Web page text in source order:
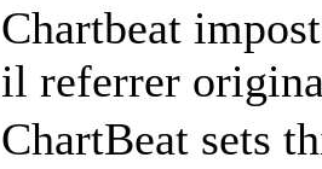
Chartbeat
il referrer
ChartBeat sets